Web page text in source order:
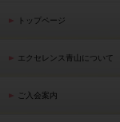
トップページ
エクセレンス青山について
ご入会案内